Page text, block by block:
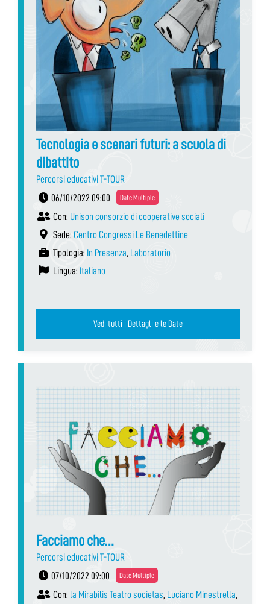
Tecnologia e scenari futuri: a scuola di
dibattito
Percorsi educativi T-TOUR
06/10/2022 09:00
Date Multiple
Con: Unison consorzio di cooperative sociali
Sede: Centro Congressi Le Benedettine
Tipologia: In Presenza, Laboratorio
Lingua: Italiano
Vedi tutti i Dettagli e le Date
Facciamo che…
Percorsi educativi T-TOUR
07/10/2022 09:00
Date Multiple
Con: la Mirabilis Teatro societas, Luciano Minestrella,